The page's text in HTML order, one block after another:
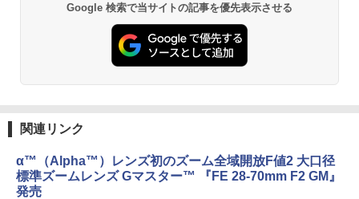
Google 検索で当サイトの記事を優先表示させる
関連リンク
α™（Alpha™）レンズ初のズーム全域開放F値2 大口径
標準ズームレンズ Gマスター™ 『FE 28-70mm F2 GM』
発売